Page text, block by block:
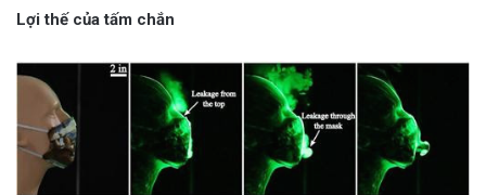
Lợi thế của tấm chắn